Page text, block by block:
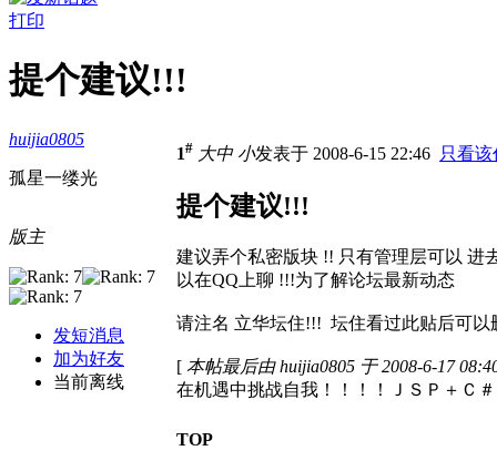
打印
提个建议!!!
huijia0805
孤星一缕光
版主
发短消息
加为好友
当前离线
1# 大中 小发表于 2008-6-15 22:46 只看该
提个建议!!!
建议弄个私密版块 !! 只有管理层可以 进
以在QQ上聊 !!!为了解论坛最新动态
请注名 立华坛住!!! 坛住看过此贴后可以
[ 本帖最后由 huijia0805 于 2008-6-17
在机遇中挑战自我！！！！ＪＳＰ＋Ｃ
TOP